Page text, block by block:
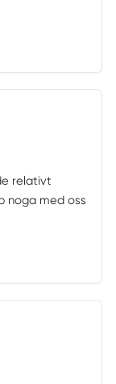
relativt
noga med oss